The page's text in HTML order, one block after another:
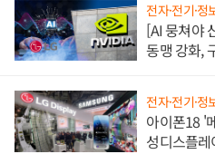
전자·전기·정
[AI 뭉쳐야
동맹 강화,
전자·전기·정
아이폰18 '
성디스플